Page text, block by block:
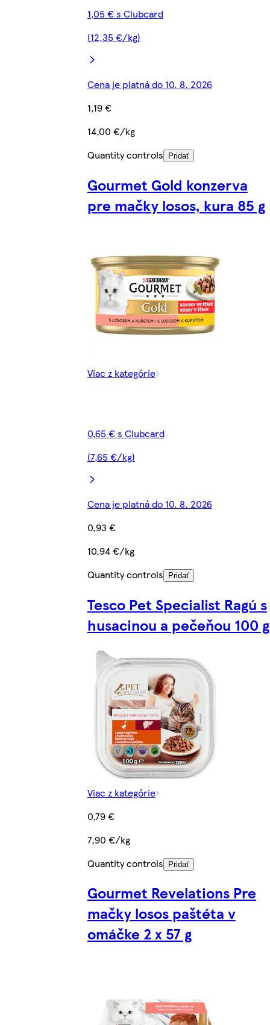
1,05 € s Clubcard
(12,35 €/kg)
Cena je platná do 10. 8. 2026
1,19 €
14,00 €/kg
Quantity controls
Pridať
Gourmet Gold konzerva
pre mačky losos, kura 85 g
Viac z kategórie
0,65 € s Clubcard
(7,65 €/kg)
Cena je platná do 10. 8. 2026
0,93 €
10,94 €/kg
Quantity controls
Pridať
Tesco Pet Specialist Ragú s
husacinou a pečeňou 100 g
Viac z kategórie
0,79 €
7,90 €/kg
Quantity controls
Pridať
Gourmet Revelations Pre
mačky losos paštéta v
omáčke 2 x 57 g